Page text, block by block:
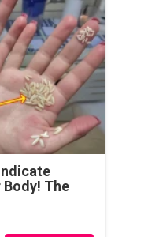
Body! The